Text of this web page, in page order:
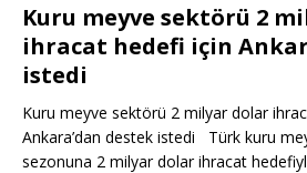
Kuru meyve sektörü 2
ihracat hedefi için
istedi
Kuru meyve sektörü 2 milyar dolar
Ankara’dan destek istedi Türk kuru
sezonuna 2 milyar dolar ihracat